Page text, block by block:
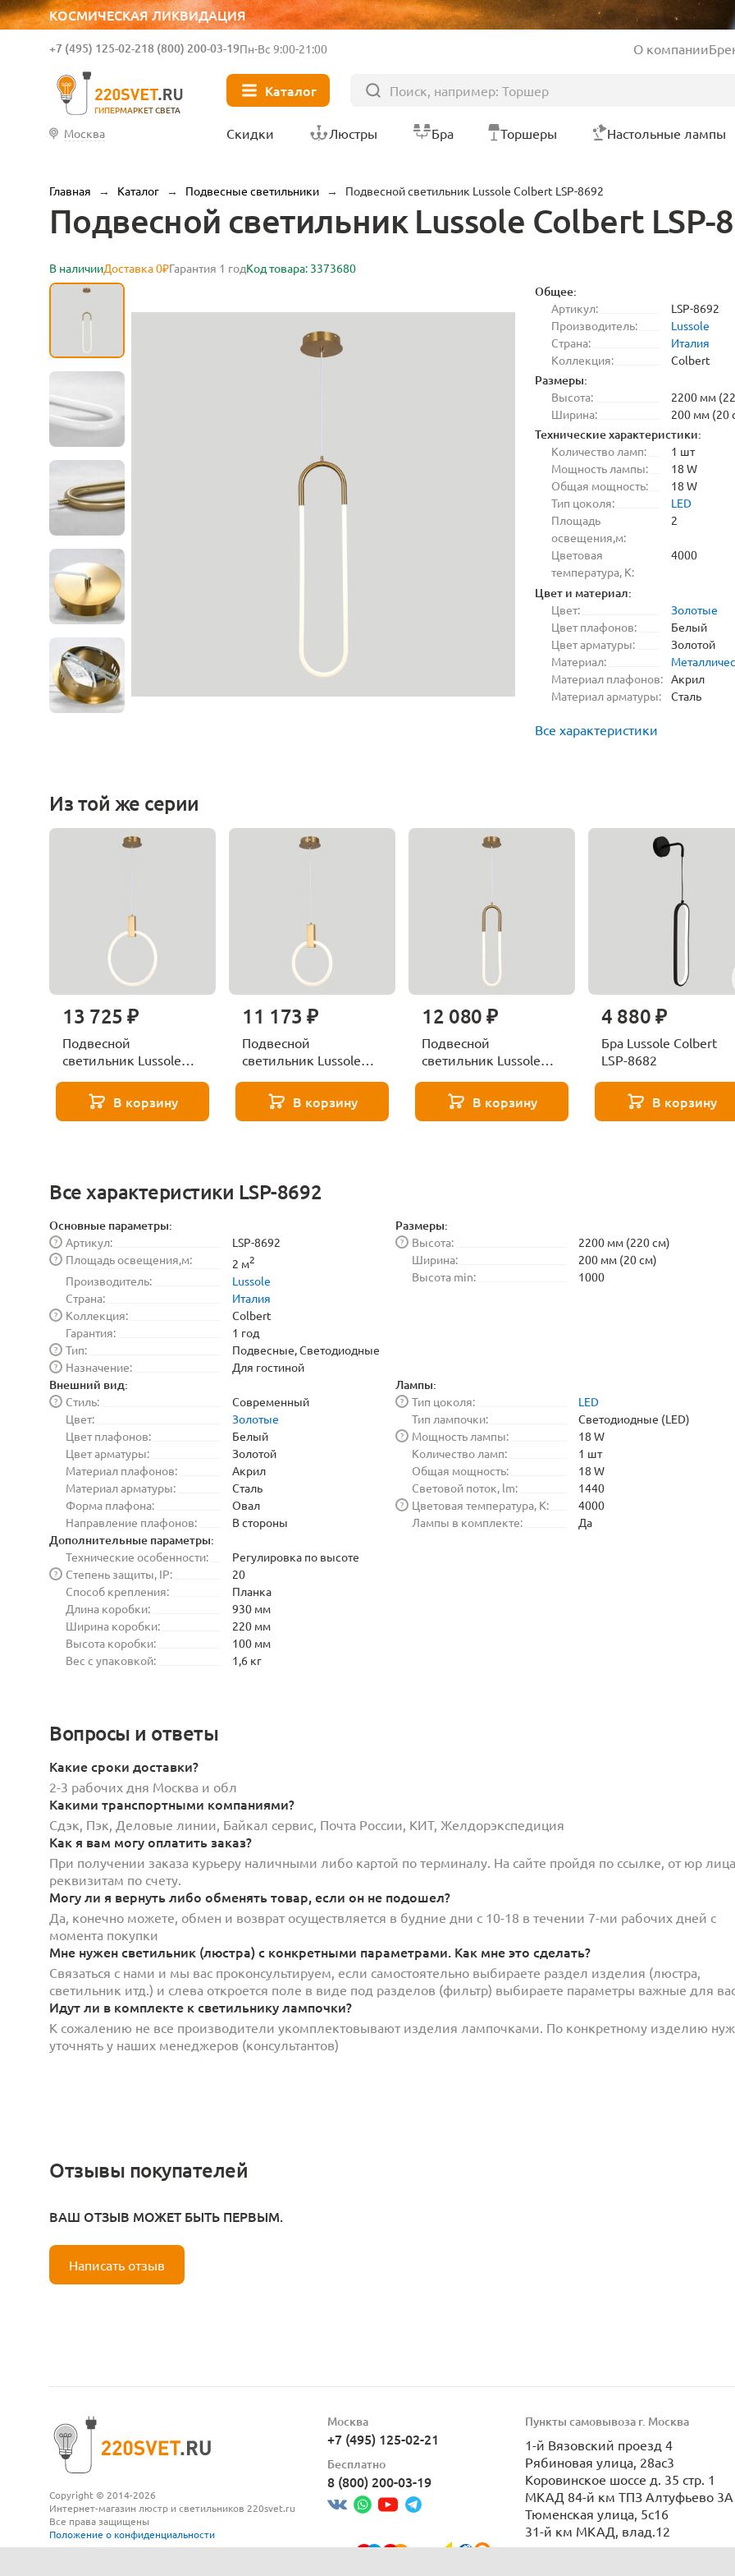
КОСМИЧЕСКАЯ ЛИКВИДАЦИЯ
ГИПЕРМАРКЕТ СВЕТА
+7 (495) 125-02-218 (800) 200-03-19Пн-Вс 9:00-21:00 О компании
Каталог
Москва Скидки Люстры Бра Торшеры Настольные лампы
Главная → Каталог → Подвесные светильники → Подвесной светильник Lussole Colbert LSP-8692
Подвесной светильник Lussole Colbert LSP-
В наличииДоставка 0₽Гарантия 1 годКод товара: 3373680
Общее:
Артикул:
LSP-8692
Производитель:
Lussole
Страна:
Италия
Коллекция:
Colbert
Размеры:
Высота:
2200 мм
Ширина:
200 мм (20
Технические характеристики:
Количество ламп:
1 шт
Мощность лампы:
18 W
Общая мощность:
18 W
Тип цоколя:
LED
Площадь
освещения,м:
2
Цветовая
температура, K:
4000
Цвет и материал:
Цвет:
Золотые
Цвет плафонов:
Белый
Цвет арматуры:
Золотой
Материал:
Материал плафонов:
Акрил
Материал арматуры:
Сталь
Все характеристики
Из той же серии
13 725 ₽
Подвесной
светильник Lussole
В корзину
11 173 ₽
Подвесной
светильник Lussole
В корзину
12 080 ₽
Подвесной
светильник Lussole
В корзину
4 880 ₽
Бра Lussole Colbert
LSP-8682
В корзину
Все характеристики LSP-8692
Основные параметры:
Артикул:
?
LSP-8692
Площадь освещения,м:
? 2 м2
Производитель:
Lussole
Страна:
Италия
Коллекция:
?
Colbert
Гарантия:
1 год
Тип:
?
Подвесные, Светодиодные
Назначение:
? Для гостиной
Размеры:
Высота:
?
2200 мм (220 см)
Ширина:
200 мм (20 см)
Высота min:
1000
Внешний вид:
Стиль:
?
Современный
Цвет:
Золотые
Цвет плафонов:
Белый
Цвет арматуры:
Золотой
Материал плафонов:
Акрил
Материал арматуры:
Сталь
Форма плафона:
Овал
Направление плафонов:
В стороны
Лампы:
Тип цоколя:
?
LED
Тип лампочки:
Светодиодные (LED)
Мощность лампы:
?
18 W
Количество ламп:
1 шт
Общая мощность:
18 W
Световой поток, lm:
1440
Цветовая температура, K:
?
4000
Лампы в комплекте:
Да
Дополнительные параметры:
Технические особенности:
Регулировка по высоте
Степень защиты, IP:
?
20
Способ крепления:
Планка
Длина коробки:
930 мм
Ширина коробки:
220 мм
Высота коробки:
100 мм
Вес с упаковкой:
1,6 кг
Вопросы и ответы
Какие сроки доставки?
2-3 рабочих дня Москва и обл
Какими транспортными компаниями?
Сдэк, Пэк, Деловые линии, Байкал сервис, Почта России, КИТ, Желдорэкспедиция
Как я вам могу оплатить заказ?
При получении заказа курьеру наличными либо картой по терминалу. На сайте пройдя по ссылке, от юр
реквизитам по счету.
Могу ли я вернуть либо обменять товар, если он не подошел?
Да, конечно можете, обмен и возврат осуществляется в будние дни с 10-18 в течении 7-ми рабочих дней с
момента покупки
Мне нужен светильник (люстра) с конкретными параметрами. Как мне это сделать?
Связаться с нами и мы вас проконсультируем, если самостоятельно выбираете раздел изделия (люстра,
светильник итд.) и слева откроется поле в виде под разделов (фильтр) выбираете параметры важные для
Идут ли в комплекте к светильнику лампочки?
К сожалению не все производители укомплектовывают изделия лампочками. По конкретному изделию
уточнять у наших менеджеров (консультантов)
Отзывы покупателей
ВАШ ОТЗЫВ МОЖЕТ БЫТЬ ПЕРВЫМ.
Написать отзыв
Copyright © 2014-2026
Интернет-магазин люстр и светильников 220svet.ru
Все права защищены
Положение о конфиденциальности
Москва
+7 (495) 125-02-21
Бесплатно
8 (800) 200-03-19
Пункты самовывоза г. Москва
1-й Вязовский проезд 4
Рябиновая улица, 28ас3
Коровинское шоссе д. 35 стр. 1
МКАД 84-й км ТПЗ Алтуфьево 3А
Тюменская улица, 5с16
31-й км МКАД, влад.12